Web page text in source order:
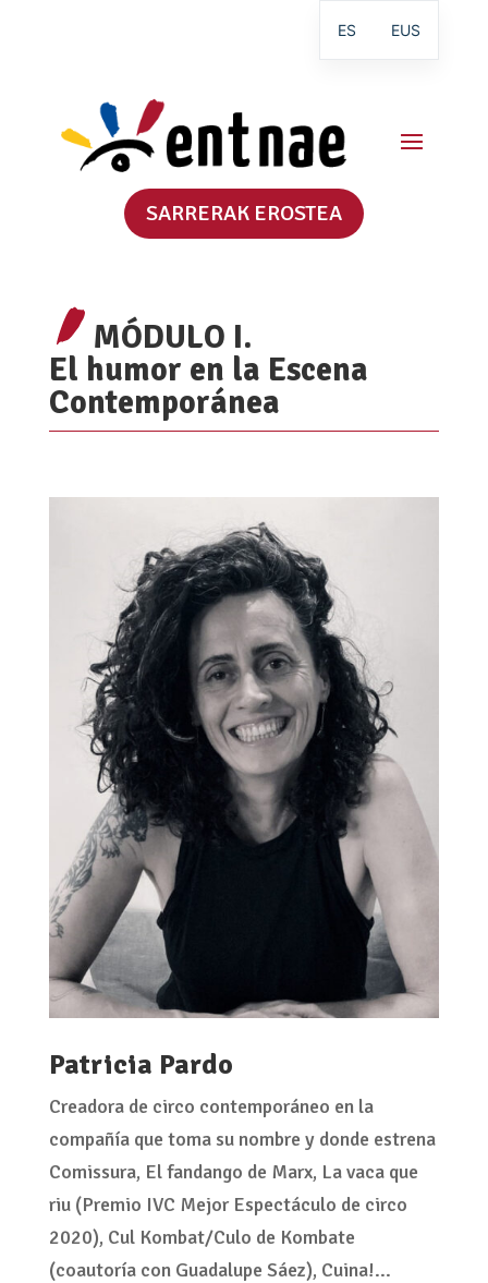
SARRERAK EROSTEA
MÓDULO I.
El humor en la Escena
Contemporánea
Patricia Pardo
Creadora de circo contemporáneo en la
compañía que toma su nombre y donde estrena
Comissura, El fandango de Marx, La vaca que
riu (Premio IVC Mejor Espectáculo de circo
2020), Cul Kombat/Culo de Kombate
(coautoría con Guadalupe Sáez), Cuina!...
ES EUS